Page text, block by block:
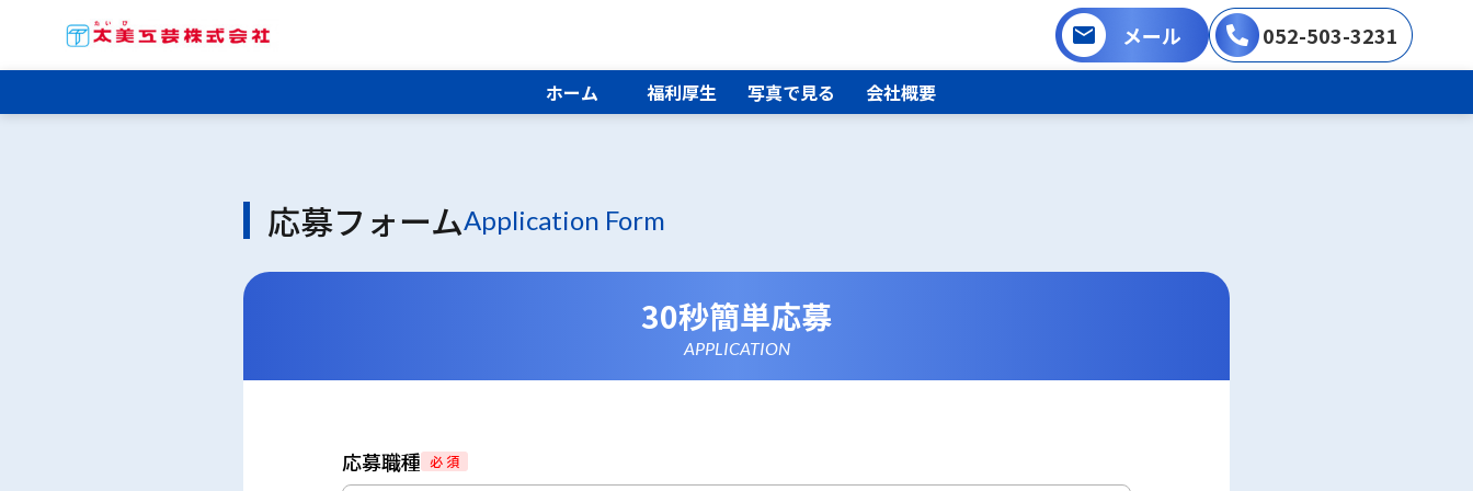
メール 052-503-3231
ホーム 福利厚生 写真で見る 会社概要
応募フォームApplication Form
30秒簡単応募
APPLICATION
応募職種 必 須